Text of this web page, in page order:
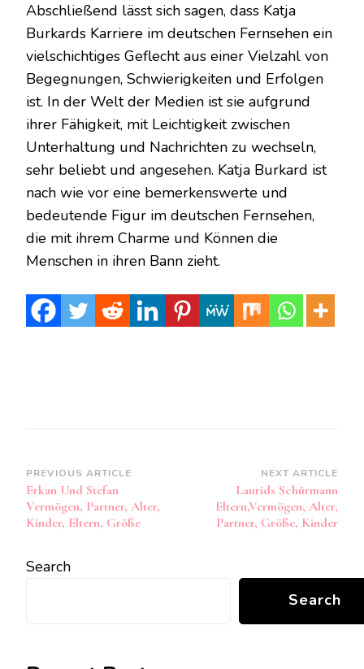
Abschließend lässt sich sagen, dass Katja
Burkards Karriere im deutschen Fernsehen ein
vielschichtiges Geflecht aus einer Vielzahl von
Begegnungen, Schwierigkeiten und Erfolgen
ist. In der Welt der Medien ist sie aufgrund
ihrer Fähigkeit, mit Leichtigkeit zwischen
Unterhaltung und Nachrichten zu wechseln,
sehr beliebt und angesehen. Katja Burkard ist
nach wie vor eine bemerkenswerte und
bedeutende Figur im deutschen Fernsehen,
die mit ihrem Charme und Können die
Menschen in ihren Bann zieht.
Post
Navigation
PREVIOUS ARTICLE
Erkan Und Stefan
Vermögen, Partner, Alter,
Kinder, Eltern, Größe
NEXT ARTICLE
Laurids Schürmann
Eltern,Vermögen, Alter,
Partner, Größe, Kinder
Search
Search